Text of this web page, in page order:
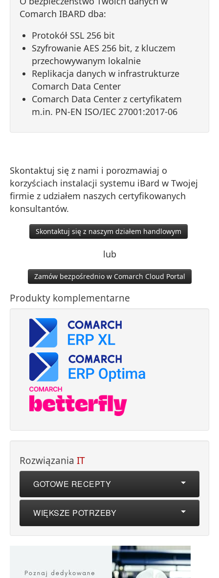
Comarch IBARD dba:
Protokół SSL 256 bit
Szyfrowanie AES 256 bit, z kluczem
przechowywanym lokalnie
Replikacja danych w infrastrukturze
Comarch Data Center
Comarch Data Center z certyfikatem
m.in. PN-EN ISO/IEC 27001:2017-06
Skontaktuj się z nami i porozmawiaj o
korzyściach instalacji systemu iBard w Twojej
firmie z udziałem naszych certyfikowanych
konsultantów.
Skontaktuj się z naszym działem handlowym
lub
Zamów bezpośrednio w Comarch Cloud Portal
Produkty komplementarne
Rozwiązania IT
GOTOWE RECEPTY
WIĘKSZE POTRZEBY